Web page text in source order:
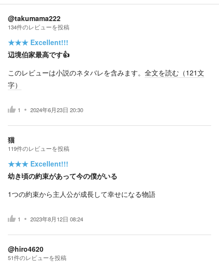
@takumama222
134件のレビューを投稿
★★★ Excellent!!!
辺境伯家最高です👍
このレビューは小説のネタバレを含みます。 全文を読む（121文
字）
1 2024年6月23日 20:30
猫
119件のレビューを投稿
★★★ Excellent!!!
幼き頃の約束があって今の僕がいる
1つの約束から主人公が成長して幸せになる物語
1 2023年8月12日 08:24
@hiro4620
51件のレビューを投稿